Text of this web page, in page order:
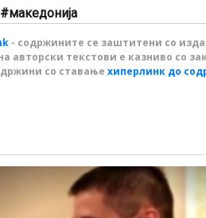
македонија
- содржините се заштитени со
авторски текстови е казниво со
со ставање хиперлинк до